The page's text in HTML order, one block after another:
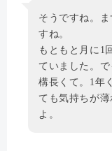
そうですね。
すね。
もともと月に1
ていました。
構長くて。1年
ても気持ちが
よ。